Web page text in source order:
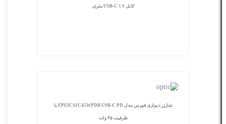
کابل USB-C ۱.۲ متری
شارژر دیواری فورس مدل FPLICS1C45WPDB USB-C PD با
ظرفیت ۴۵ وات